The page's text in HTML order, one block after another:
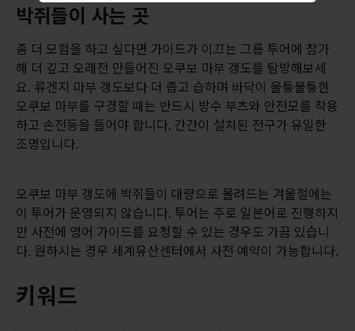
박쥐들이 사는 곳
좀 더 모험을 하고 싶다면 가이드가 이끄는 그룹 투어에 참가
해 더 깊고 오래전 만들어진 오쿠보 마부 갱도를 탐방해보세
요. 류겐지 마부 갱도보다 더 좁고 습하며 바닥이 울퉁불퉁한
오쿠보 마부를 구경할 때는 반드시 방수 부츠와 안전모를 착용
하고 손전등을 들어야 합니다. 간간이 설치된 전구가 유일한
조명입니다.
오쿠보 마부 갱도에 박쥐들이 대량으로 몰려드는 겨울철에는
이 투어가 운영되지 않습니다. 투어는 주로 일본어로 진행하지
만 사전에 영어 가이드를 요청할 수 있는 경우도 가끔 있습니
다. 원하시는 경우 세계유산센터에서 사전 예약이 가능합니다.
키워드